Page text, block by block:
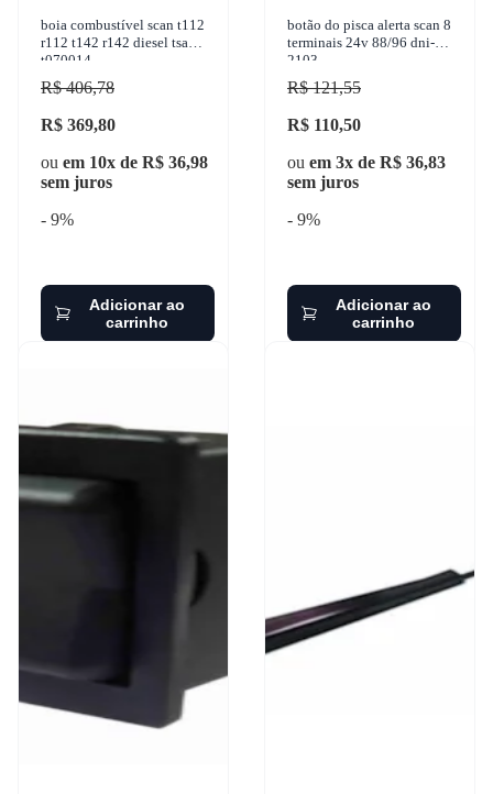
boia combustível scan t112
r112 t142 r142 diesel tsa
t070014
R$ 406,78
R$ 369,80
ou em 10x de R$ 36,98
sem juros
- 9%
Adicionar ao
carrinho
botão do pisca alerta scan 8
terminais 24v 88/96 dni-
2103
R$ 121,55
R$ 110,50
ou em 3x de R$ 36,83
sem juros
- 9%
Adicionar ao
carrinho